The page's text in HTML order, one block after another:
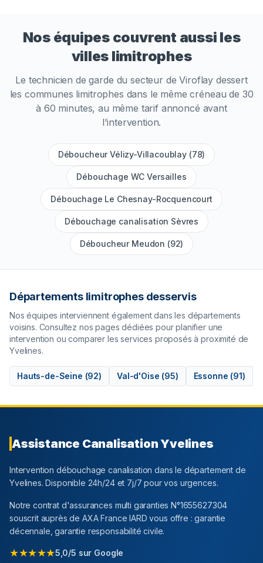
Nos équipes couvrent aussi les
villes limitrophes
Le technicien de garde du secteur deViroflay dessert
les communes limitrophes dans le même créneau de 30
à 60 minutes, au même tarif annoncé avant
l'intervention.
Déboucheur Vélizy-Villacoublay (78)
Débouchage WC Versailles
Débouchage Le Chesnay-Rocquencourt
Débouchage canalisation Sèvres
Déboucheur Meudon (92)
Départements limitrophes desservis
Nos équipes interviennent également dans les départements
voisins. Consultez nos pages dédiées pour planifier une
intervention ou comparer les services proposés à proximité de
Yvelines.
Hauts-de-Seine (92) Val-d'Oise (95) Essonne (91)
Assistance CanalisationYvelines
Intervention débouchage canalisation dans le département de
Yvelines. Disponible 24h/24 et 7j/7 pour vos urgences.
Notre contrat d'assurances multi garanties N°1655627304
souscrit auprès de AXA France IARD vous offre : garantie
décennale, garantie responsabilité civile.
★★★★★5,0/5 sur Google